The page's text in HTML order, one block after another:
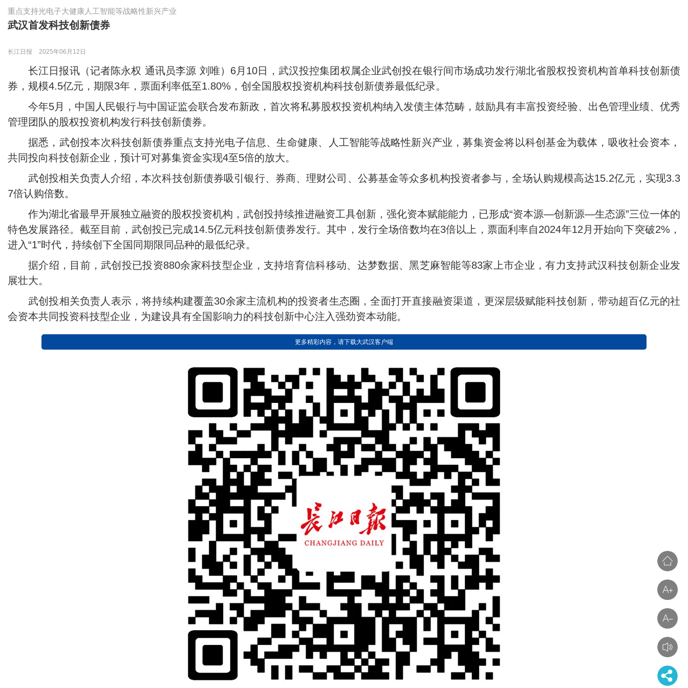
重点支持光电子大健康人工智能等战略性新兴产业
武汉首发科技创新债券
长江日报 2025年06月12日
长江日报讯（记者陈永权 通讯员李源 刘唯）6月10日，武汉投控集团权属企业武创投在银行间市场成功发行湖北省股权投资机构首单科技创新债
券，规模4.5亿元，期限3年，票面利率低至1.80%，创全国股权投资机构科技创新债券最低纪录。
今年5月，中国人民银行与中国证监会联合发布新政，首次将私募股权投资机构纳入发债主体范畴，鼓励具有丰富投资经验、出色管理业绩、优秀
管理团队的股权投资机构发行科技创新债券。
据悉，武创投本次科技创新债券重点支持光电子信息、生命健康、人工智能等战略性新兴产业，募集资金将以科创基金为载体，吸收社会资本，
共同投向科技创新企业，预计可对募集资金实现4至5倍的放大。
武创投相关负责人介绍，本次科技创新债券吸引银行、券商、理财公司、公募基金等众多机构投资者参与，全场认购规模高达15.2亿元，实现3.3
7倍认购倍数。
作为湖北省最早开展独立融资的股权投资机构，武创投持续推进融资工具创新，强化资本赋能能力，已形成“资本源—创新源—生态源”三位一体的
特色发展路径。截至目前，武创投已完成14.5亿元科技创新债券发行。其中，发行全场倍数均在3倍以上，票面利率自2024年12月开始向下突破2%，
进入“1”时代，持续创下全国同期限同品种的最低纪录。
据介绍，目前，武创投已投资880余家科技型企业，支持培育信科移动、达梦数据、黑芝麻智能等83家上市企业，有力支持武汉科技创新企业发
展壮大。
武创投相关负责人表示，将持续构建覆盖30余家主流机构的投资者生态圈，全面打开直接融资渠道，更深层级赋能科技创新，带动超百亿元的社
会资本共同投资科技型企业，为建设具有全国影响力的科技创新中心注入强劲资本动能。
更多精彩内容，请下载大武汉客户端